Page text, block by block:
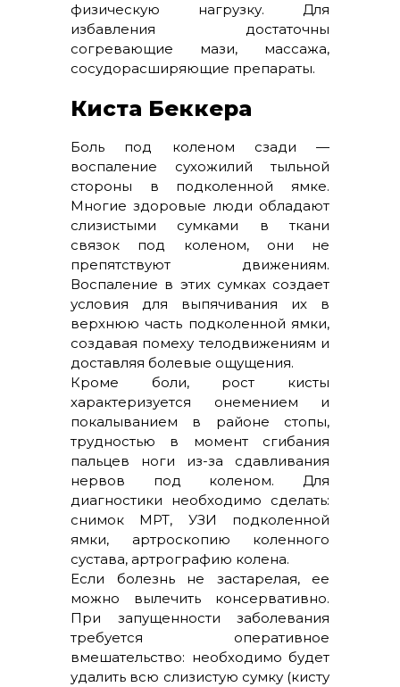
физическую нагрузку. Для
избавления достаточны
согревающие мази, массажа,
сосудорасширяющие препараты.
Киста Беккера
Боль под коленом сзади —
воспаление сухожилий тыльной
стороны в подколенной ямке.
Многие здоровые люди обладают
слизистыми сумками в ткани
связок под коленом, они не
препятствуют движениям.
Воспаление в этих сумках создает
условия для выпячивания их в
верхнюю часть подколенной ямки,
создавая помеху телодвижениям и
доставляя болевые ощущения.
Кроме боли, рост кисты
характеризуется онемением и
покалыванием в районе стопы,
трудностью в момент сгибания
пальцев ноги из-за сдавливания
нервов под коленом. Для
диагностики необходимо сделать:
снимок МРТ, УЗИ подколенной
ямки, артроскопию коленного
сустава, артрографию колена.
Если болезнь не застарелая, ее
можно вылечить консервативно.
При запущенности заболевания
требуется оперативное
вмешательство: необходимо будет
удалить всю слизистую сумку (кисту